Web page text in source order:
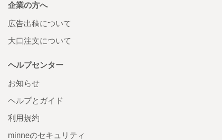
企業の方へ
広告出稿について
大口注文について
ヘルプセンター
お知らせ
ヘルプとガイド
利用規約
minneのセキュリティ